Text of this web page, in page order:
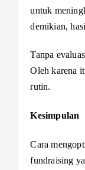
untuk
demikian,
Tanpa
Oleh karena
rutin.
Kesimpulan
Cara
fundraising